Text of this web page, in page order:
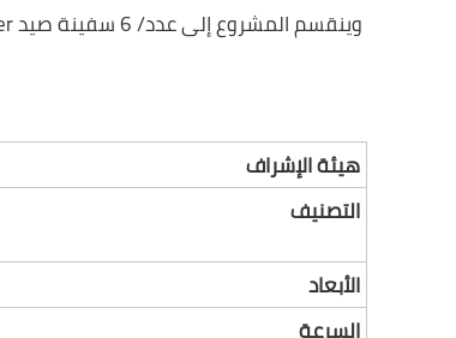
وينقسم المشروع إلى عدد/ 6 سفينة صيد Long Liner وعدد/ 6 سفينة صيد Fish Trawler، تختلف حسب منظومة الصيد.
هيئة الإشراف
التصنيف
الأبعاد